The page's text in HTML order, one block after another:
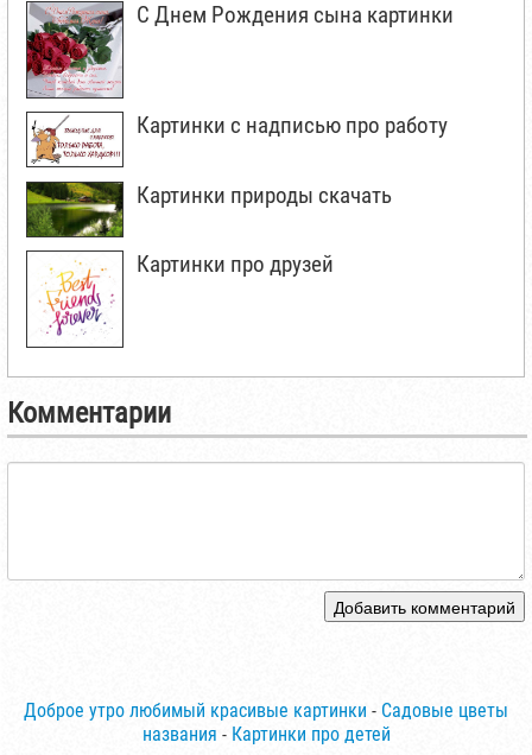
С Днем Рождения сына картинки
Картинки с надписью про работу
Картинки природы скачать
Картинки про друзей
Комментарии
Добавить комментарий
Доброе утро любимый красивые картинки - Cадовые цветы
названия - Картинки про детей